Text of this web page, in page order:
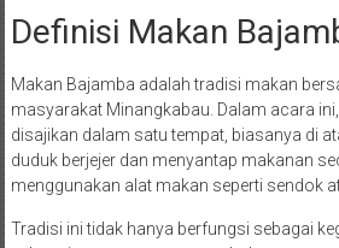
Definisi Makan
Makan Bajamba adalah tradisi makan
masyarakat Minangkabau. Dalam acara
disajikan dalam satu tempat, biasanya di
duduk berjejer dan menyantap makanan
menggunakan alat makan seperti sendok
Tradisi ini tidak hanya berfungsi sebagai